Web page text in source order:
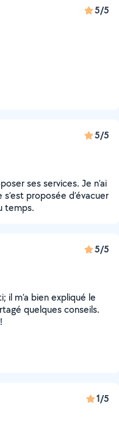
5/5
5/5
ses services. Je n’ai
proposée d’évacuer
temps.
5/5
m’a bien expliqué le
quelques conseils.
1/5